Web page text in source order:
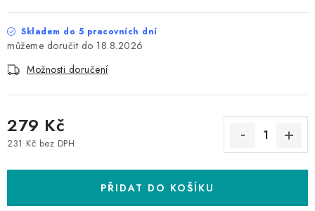
Skladem do 5 pracovních dní
18.8.2026
Možnosti doručení
279 Kč
231 Kč bez DPH
PŘIDAT DO KOŠÍKU